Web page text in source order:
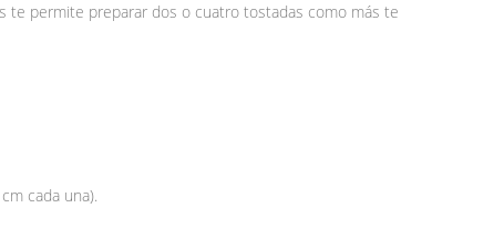
te permite preparar dos o cuatro tostadas como más te
cada una).